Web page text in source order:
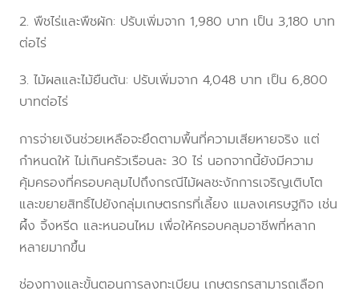
2. พืชไร่และพืชผัก: ปรับเพิ่มจาก 1,980 บาท เป็น 3,180 บาท
ต่อไร่
3. ไม้ผลและไม้ยืนต้น: ปรับเพิ่มจาก 4,048 บาท เป็น 6,800
บาทต่อไร่
การจ่ายเงินช่วยเหลือจะยึดตามพื้นที่ความเสียหายจริง แต่
กำหนดให้ ไม่เกินครัวเรือนละ 30 ไร่ นอกจากนี้ยังมีความ
คุ้มครองที่ครอบคลุมไปถึงกรณีไม้ผลชะงักการเจริญเติบโต
และขยายสิทธิ์ไปยังกลุ่มเกษตรกรที่เลี้ยง แมลงเศรษฐกิจ เช่น
ผึ้ง จิ้งหรีด และหนอนไหม เพื่อให้ครอบคลุมอาชีพที่หลาก
หลายมากขึ้น
ช่องทางและขั้นตอนการลงทะเบียน เกษตรกรสามารถเลือก